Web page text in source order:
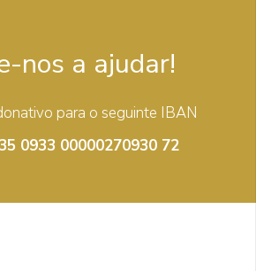
nos a ajudar!
para o seguinte IBAN
0933 00000270930 72